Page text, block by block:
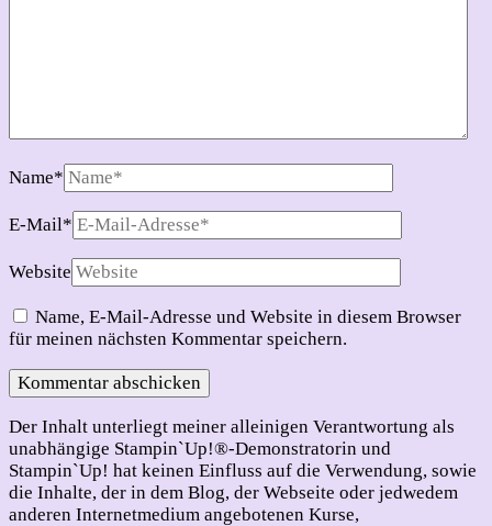
Name*
E-Mail*
Website
Name, E-Mail-Adresse und Website in diesem Browser
für meinen nächsten Kommentar speichern.
Der Inhalt unterliegt meiner alleinigen Verantwortung als
unabhängige Stampin`Up!®-Demonstratorin und
Stampin`Up! hat keinen Einfluss auf die Verwendung, sowie
die Inhalte, der in dem Blog, der Webseite oder jedwedem
anderen Internetmedium angebotenen Kurse,